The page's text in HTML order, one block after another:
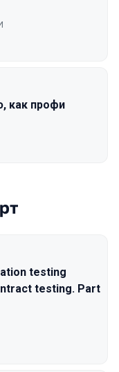
как профи
testing
testing. Part